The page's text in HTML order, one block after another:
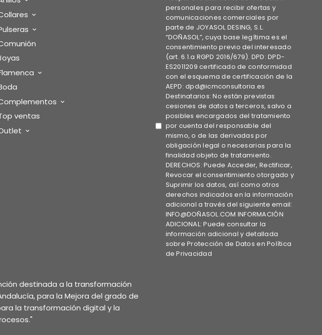
ventas
personales para recibir ofertas y
comunicaciones comerciales por
parte de JOYASOL DESING, S.L.
“DOÑASOL”, cuya base legítima es el
consentimiento previo del interesado
(art. 6.1.a RGPD 2016/679). DPD: DPD-
ES2011209 certificado de conformidad
con el esquema de certificación de la
AEPD: dpd@icmconsultoria.es
Destinatarios: No están previstas
cesiones de datos a terceros, salvo a
posibles encargados del tratamiento
por cuenta del responsable del
mismo, o de las derivadas por
obligación legal o necesarias para la
finalidad objeto de tratamiento.
DERECHOS: Puede Acceder, Rectificar,
Revocar el consentimiento otorgado y
Suprimir los datos, así como otros
derechos indicados en la información
adicional a través del siguiente email:
INFO@DOÑASOL.COM INFORMACIÓN
ADICIONAL: Puede consultar la
información adicional y detallada
sobre Protección de Datos en Política
de Privacidad
destinada a la transformación
para la Mejora del grado de
la transformación digital y la